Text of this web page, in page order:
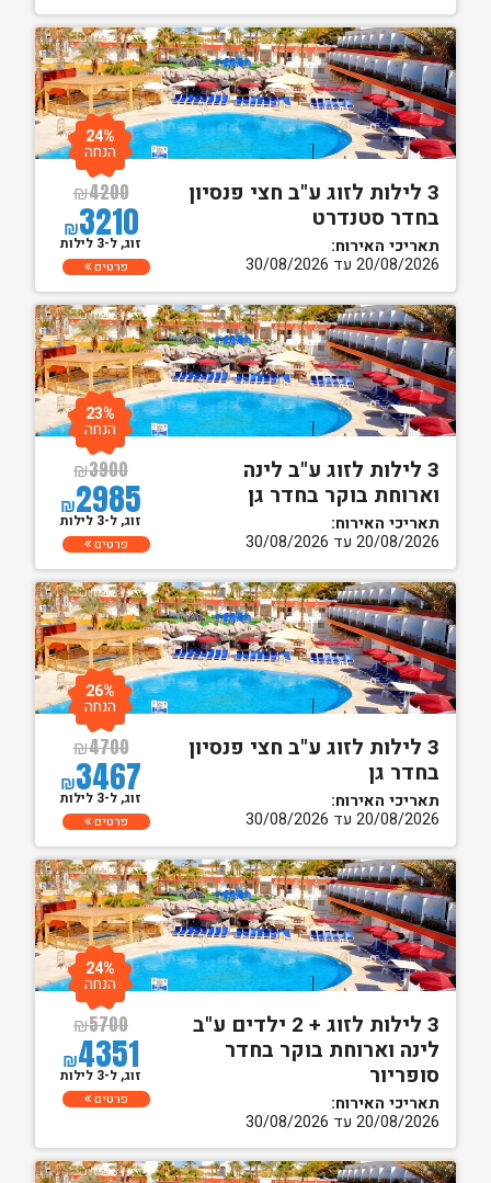
3 לילות לזוג ע"ב חצי פנסיון
בחדר סטנדרט
תאריכי האירוח:
20/08/2026 עד 30/08/2026
₪4200
₪3210
24%
הנחה
זוג, ל-3 לילות
פרטים
3 לילות לזוג ע"ב לינה
וארוחת בוקר בחדר גן
תאריכי האירוח:
20/08/2026 עד 30/08/2026
₪3900
₪2985
23%
הנחה
זוג, ל-3 לילות
פרטים
3 לילות לזוג ע"ב חצי פנסיון
בחדר גן
תאריכי האירוח:
20/08/2026 עד 30/08/2026
₪4700
₪3467
26%
הנחה
זוג, ל-3 לילות
פרטים
3 לילות לזוג + 2 ילדים ע"ב
לינה וארוחת בוקר בחדר
סופריור
תאריכי האירוח:
20/08/2026 עד 30/08/2026
₪5700
₪4351
24%
הנחה
זוג, ל-3 לילות
פרטים